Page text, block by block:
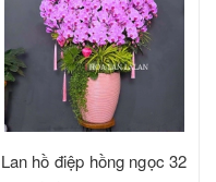
Lan hồ điệp hồng ngọc 32